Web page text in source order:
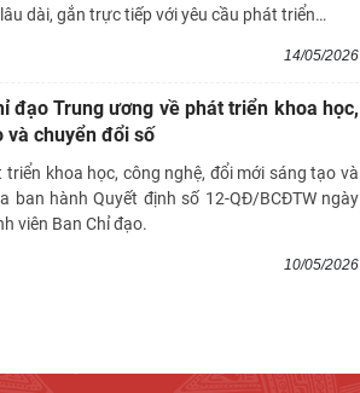
dài, gắn trực tiếp với yêu cầu phát triển…
14/05/2026
đạo Trung ương về phát triển khoa học,
và chuyển đổi số
khoa học, công nghệ, đổi mới sáng tạo và
ban hành Quyết định số 12-QĐ/BCĐTW ngày
viên Ban Chỉ đạo.
10/05/2026